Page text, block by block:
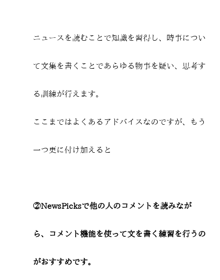
ニュースを読むことで知識を習得し、時事につい
て文集を書くことであらゆる物事を疑い、思考す
る訓練が行えます。
ここまではよくあるアドバイスなのですが、もう
一つ更に付け加えると
②NewsPicksで他の人のコメントを読みなが
ら、コメント機能を使って文を書く練習を行うの
がおすすめです。